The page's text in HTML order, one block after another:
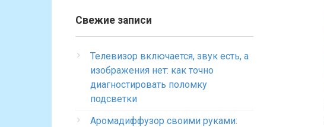
Свежие записи
Телевизор включается, звук есть, а
изображения нет: как точно
диагностировать поломку
подсветки
Аромадиффузор своими руками: